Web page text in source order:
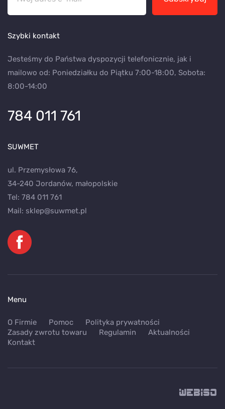
Szybki kontakt
Jesteśmy do Państwa dyspozycji telefonicznie, jak i
mailowo od: Poniedziałku do Piątku 7:00-18:00, Sobota:
8:00-14:00
784 011 761
SUWMET
ul. Przemysłowa 76,
34-240 Jordanów, małopolskie
Tel: 784 011 761
Mail: sklep@suwmet.pl
Menu
O Firmie Pomoc
Polityka prywatności
Zasady zwrotu towaru
Regulamin
Aktualności
Kontakt
WEBISO